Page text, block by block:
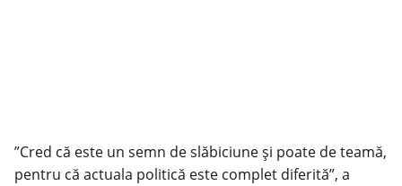
”Cred că este un semn de slăbiciune şi poate de teamă,
pentru că actuala politică este complet diferită”, a